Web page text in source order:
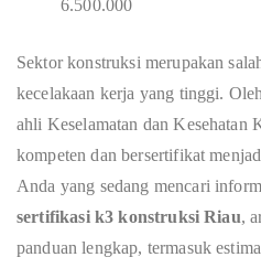
6.500.000
Sektor konstruksi merupakan
kecelakaan kerja yang tinggi.
ahli Keselamatan dan
kompeten dan bersertifikat
Anda yang sedang mencari
sertifikasi k3 konstruksi Riau,
panduan lengkap, termasuk